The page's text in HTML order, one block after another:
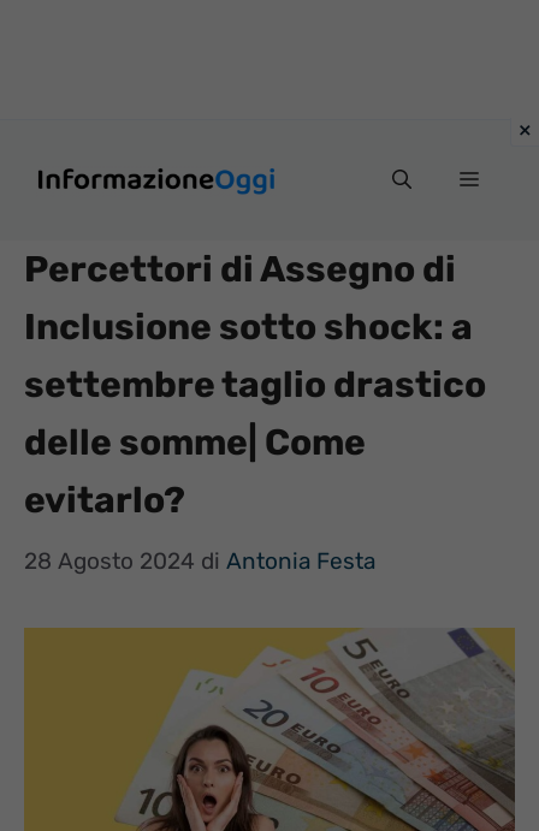
Menu
Percettori di Assegno di
Inclusione sotto shock: a
settembre taglio drastico
delle somme| Come
evitarlo?
28 Agosto 2024 di Antonia Festa